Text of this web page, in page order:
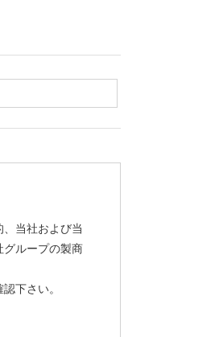
当社および当
グループの製商
下さい。